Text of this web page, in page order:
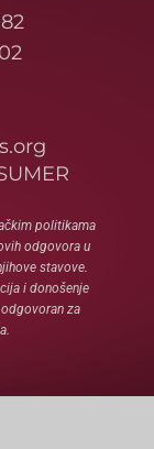
politikama
odgovora u
stavove.
i donošenje
za